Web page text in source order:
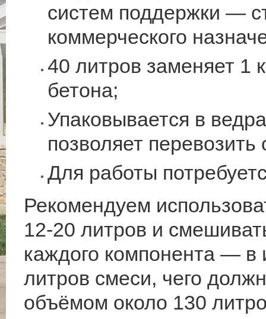
систем поддержки —
коммерческого
40 литров заменяет 1
бетона;
Упаковывается в
позволяет
Для работы
Рекомендуем
12-20 литров и
каждого компонента — в
литров смеси, чего
объёмом около 130